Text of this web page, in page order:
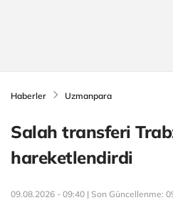
Haberler Uzmanpara
Salah transferi
hareketlendirdi
09.08.2026 - 09:40 | Son Güncellenme: